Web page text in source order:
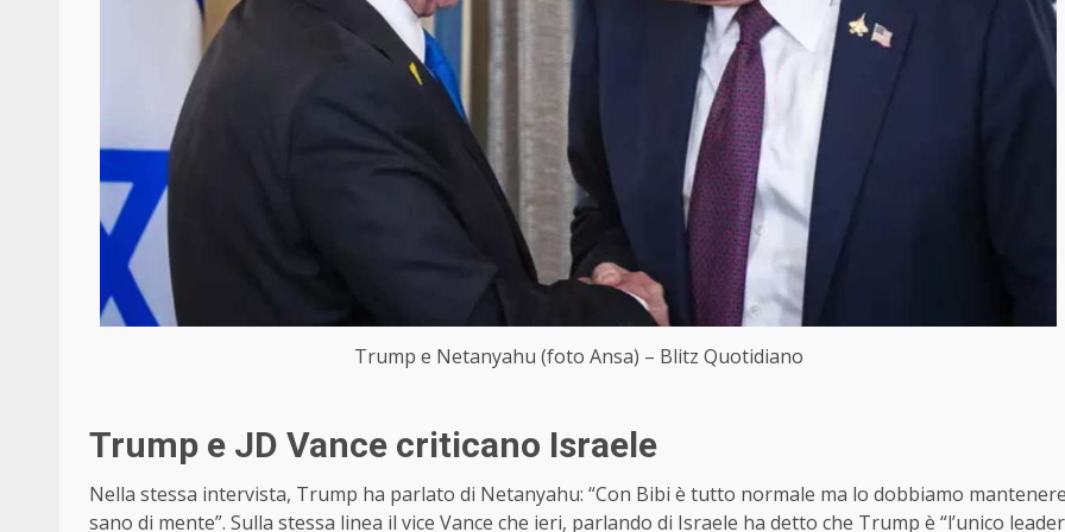
Trump e Netanyahu (foto Ansa) – Blitz Quotidiano
Trump e JD Vance criticano Israele
Nella stessa intervista, Trump ha parlato di Netanyahu: “Con Bibi è tutto normale ma lo dobbiamo
sano di mente”. Sulla stessa linea il vice Vance che ieri, parlando di Israele ha detto che Trump è “l’unico leader